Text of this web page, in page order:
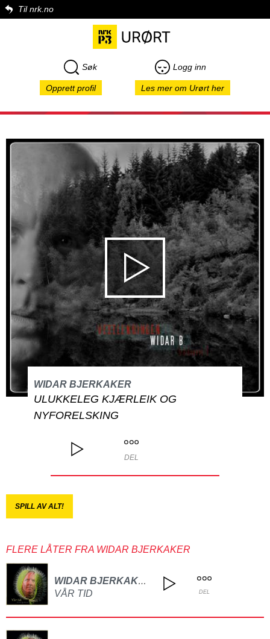
Til nrk.no
Søk Logg inn
Opprett profil Les mer om Urørt her
WIDAR BJERKAKER
ULUKKELEG KJÆRLEIK OG
NYFORELSKING
DEL
SPILL AV ALT!
FLERE LÅTER FRA WIDAR BJERKAKER
WIDAR BJERKAKER
VÅR TID DEL